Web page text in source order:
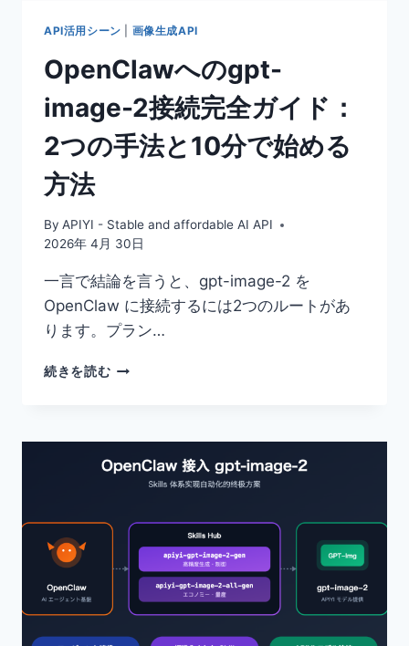
API活用シーン 画像生成API
OpenClawへのgpt-
image-2接続完全ガイド：
2つの手法と10分で始める
方法
By APIYI - Stable and affordable AI API
2026年 4月 30日
一言で結論を言うと、gpt-image-2 を
OpenClaw に接続するには2つのルートがあ
ります。プラン…
続きを読むOPENCLAW
IMAGE-
2
2
つ